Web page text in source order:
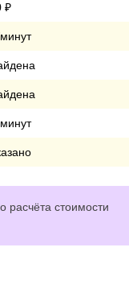
₽
расчёта стоимости